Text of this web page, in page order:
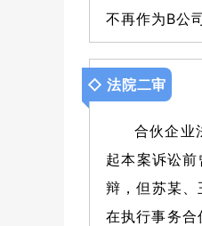
不再作为B公
◇ 法院二审
合伙企业
起本案诉讼
辩，但苏某
在执行事务